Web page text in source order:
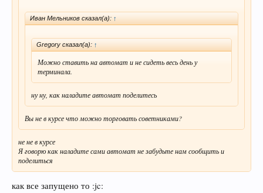
Иван Мельников сказал(а): ↑
Gregory сказал(а): ↑
Можно ставить на автомат и не сидеть весь день у
терминала.
ну ну, как наладите автомат поделитесь
Вы не в курсе что можно торговать советниками?
не не в курсе
Я говорю как наладите сами автомат не забудьте нам сообщить и
поделиться
как все запущено то :jc: